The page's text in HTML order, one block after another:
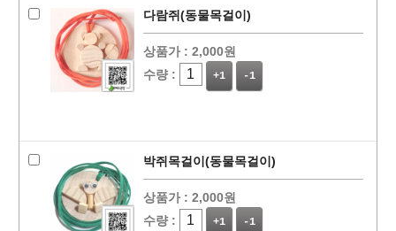
다람쥐(동물목걸이)
상품가 : 2,000원
수량 :
+1 -1
박쥐목걸이(동물목걸이)
상품가 : 2,000원
수량 :
+1 -1